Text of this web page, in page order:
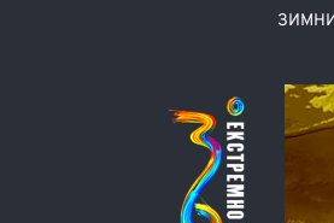
Списание
360°